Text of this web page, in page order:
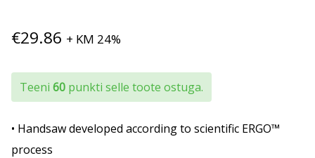
€29.86 + KM 24%
Teeni 60 punkti selle toote ostuga.
• Handsaw developed according to scientific ERGO™
process